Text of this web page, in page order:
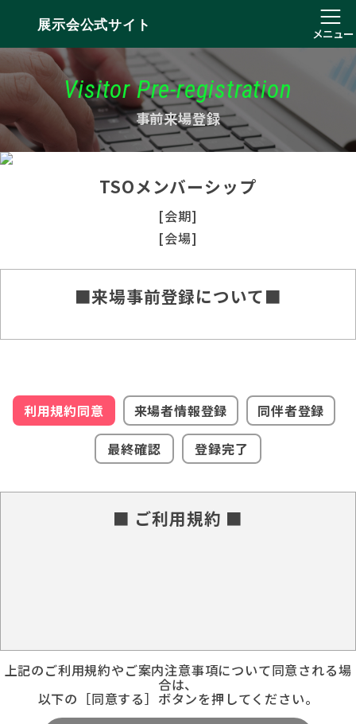
展示会公式サイト
メニュー
Visitor Pre-registration
事前来場登録
TSOメンバーシップ
[会期]
[会場]
■来場事前登録について■
利用規約同意 来場者情報登録
同伴者登録
最終確認
登録完了
■ ご利用規約 ■
上記のご利用規約やご案内注意事項について同意される場
合は、
以下の［同意する］ボタンを押してください。